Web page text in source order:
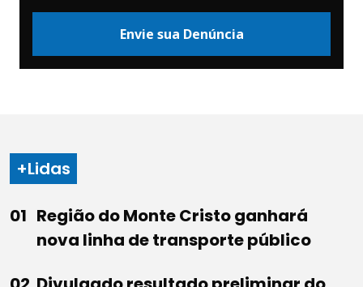
Envie sua Denúncia
+Lidas
Região do Monte Cristo ganhará
nova linha de transporte público